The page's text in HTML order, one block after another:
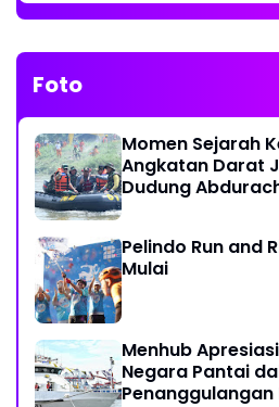
Foto
Momen Sejarah
Angkatan Darat
Dudung
Pelindo Run and
Mulai
Menhub
Negara Pantai